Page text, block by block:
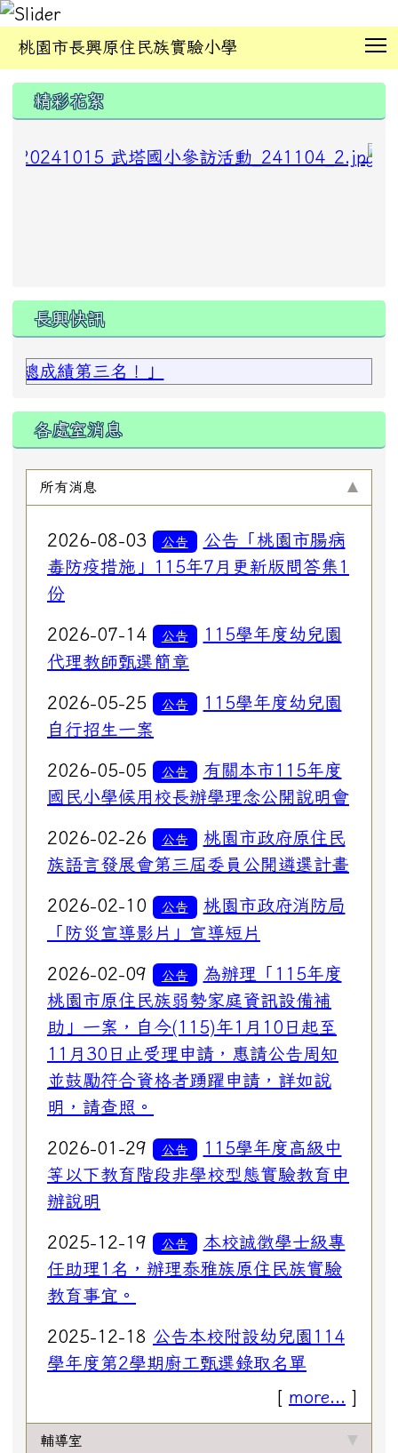
桃園市長興原住民族實驗小學
精彩花絮
長興快訊
績第三名！」
各處室消息
所有消息
2026-08-03 公告
公告「桃園市腸病
毒防疫措施」115年7月更新版問答集1
份
2026-07-14 公告
115學年度幼兒園
代理教師甄選簡章
2026-05-25 公告
115學年度幼兒園
自行招生一案
2026-05-05 公告
有關本市115年度
國民小學候用校長辦學理念公開說明會
2026-02-26 公告
桃園市政府原住民
族語言發展會第三屆委員公開遴選計畫
2026-02-10 公告
桃園市政府消防局
「防災宣導影片」宣導短片
2026-02-09 公告
為辦理「115年度
桃園市原住民族弱勢家庭資訊設備補
助」一案，自今(115)年1月10日起至
11月30日止受理申請，惠請公告周知
並鼓勵符合資格者踴躍申請，詳如說
明，請查照。
2026-01-29 公告
115學年度高級中
等以下教育階段非學校型態實驗教育申
辦說明
2025-12-19 公告
本校誠徵學士級專
任助理1名，辦理泰雅族原住民族實驗
教育事宜。
2025-12-18 公告本校附設幼兒園114
學年度第2學期廚工甄選錄取名單
[ more... ]
輔導室